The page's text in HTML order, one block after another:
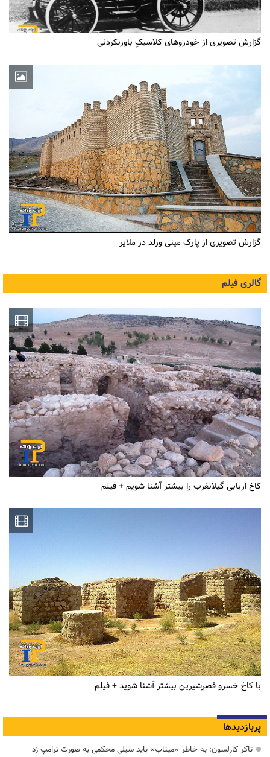
گزارش تصویری از خودروهای کلاسیکِ باورنکردنی
گزارش تصویری از پارک مینی ورلد در ملایر
گالری فیلم
کاخ اربابی گیلانغرب را بیشتر آشنا شویم + فیلم
با کاخ خسرو قصرشیرین بیشتر آشنا شوید + فیلم
پربازدیدها
تاکر کارلسون: به خاطر «میناب» باید سیلی محکمی به صورت ترامپ زد